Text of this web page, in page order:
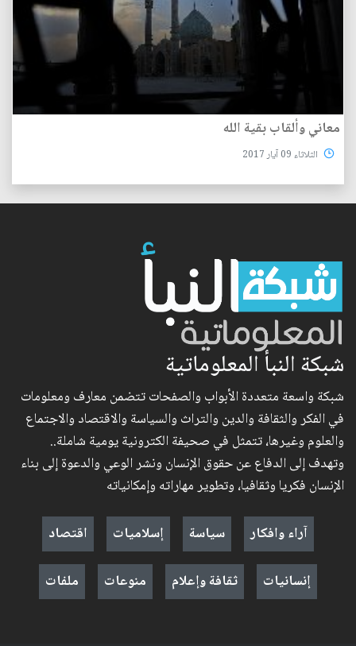
معاني وألقاب بقية الله
الثلاثاء 09 آيار 2017
شبكة النبأ المعلوماتية
شبكة واسعة متعددة الأبواب والصفحات تتضمن معارف ومعلومات
في الفكر والثقافة والدين والتراث والسياسة والاقتصاد والاجتماع
والعلوم وغيرها، تتمثل في صحيفة الكترونية يومية شاملة..
وتهدف إلى الدفاع عن حقوق الإنسان ونشر الوعي والدعوة إلى بناء
الإنسان فكريا وثقافيا، وتطوير مهاراته وإمكانياته
آراء وافكار
سياسة إسلاميات
اقتصاد
إنسانيات
ثقافة وإعلام منوعات ملفات